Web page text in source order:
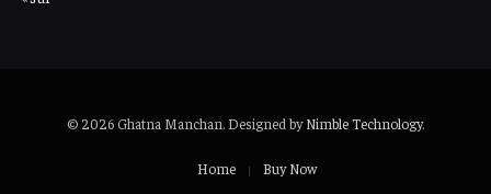
© 2026 Ghatna Manchan. Designed byNimble Technology.
Home Buy Now